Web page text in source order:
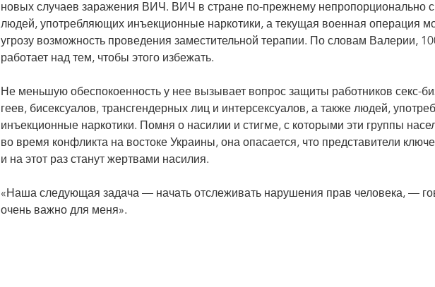
новых случаев заражения ВИЧ. ВИЧ в стране по-прежнему непропорционально
людей, употребляющих инъекционные наркотики, а текущая военная операция
угрозу возможность проведения заместительной терапии. По словам Валерии,
работает над тем, чтобы этого избежать.
Не меньшую обеспокоенность у нее вызывает вопрос защиты работников секс-
геев, бисексуалов, трансгендерных лиц и интерсексуалов, а также людей,
инъекционные наркотики. Помня о насилии и стигме, с которыми эти группы
во время конфликта на востоке Украины, она опасается, что представители
и на этот раз станут жертвами насилия.
«Наша следующая задача — начать отслеживать нарушения прав человека, —
очень важно для меня».